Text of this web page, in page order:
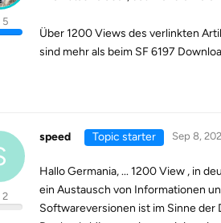
5
Über 1200 Views des verlinkten
sind mehr als beim SF 6197
speed
2
Topic starter Sep 8,
Hallo Germania, ... 1200 View , in
ein Austausch von Informationen
Softwareversionen ist im Sinne